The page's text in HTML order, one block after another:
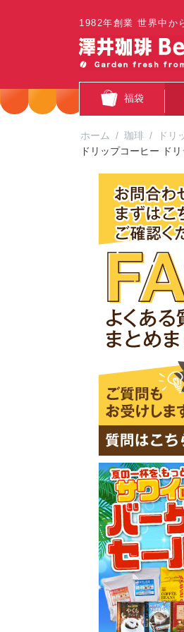
1982年創業 世界中か
福袋
ホーム / 珈琲 / ドリ
ドリップコーヒー ド